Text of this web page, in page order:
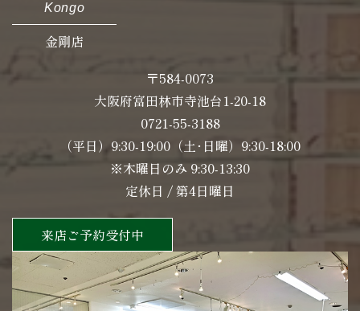
Kongo
金剛店
〒584-0073
大阪府富田林市寺池台1-20-18
0721-55-3188
（平日）9:30-19:00（土･日曜）9:30-18:00
※木曜日のみ 9:30-13:30
定休日 / 第4日曜日
来店ご予約受付中